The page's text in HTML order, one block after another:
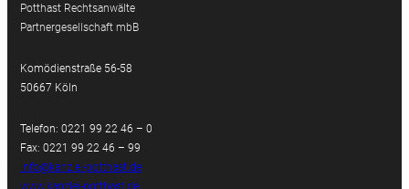
Potthast Rechtsanwälte
Partnergesellschaft mbB
Komödienstraße 56-58
50667 Köln
Telefon: 0221 99 22 46 – 0
Fax: 0221 99 22 46 – 99
info@kanzlei-potthast.de
www.kanzlei-potthast.de